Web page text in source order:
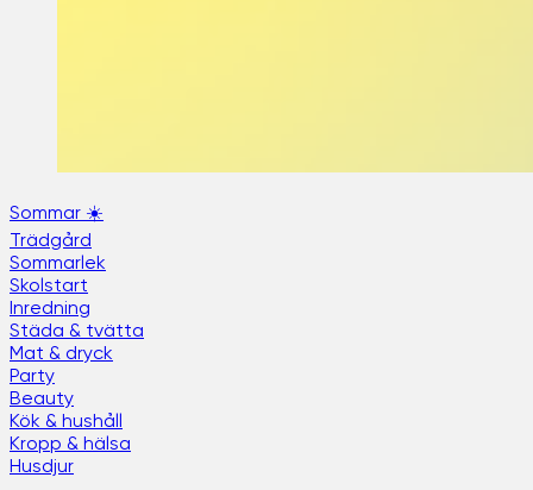
Sommar ☀️
Trädgård
Sommarlek
Skolstart
Inredning
Städa & tvätta
Mat & dryck
Party
Beauty
Kök & hushåll
Kropp & hälsa
Husdjur